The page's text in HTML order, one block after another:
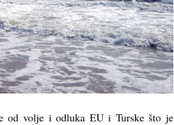
od volje i odluka EU i Turske što je